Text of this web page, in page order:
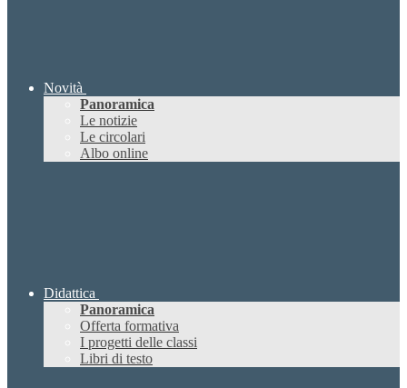
Novità
Panoramica
Le notizie
Le circolari
Albo online
Didattica
Panoramica
Offerta formativa
I progetti delle classi
Libri di testo